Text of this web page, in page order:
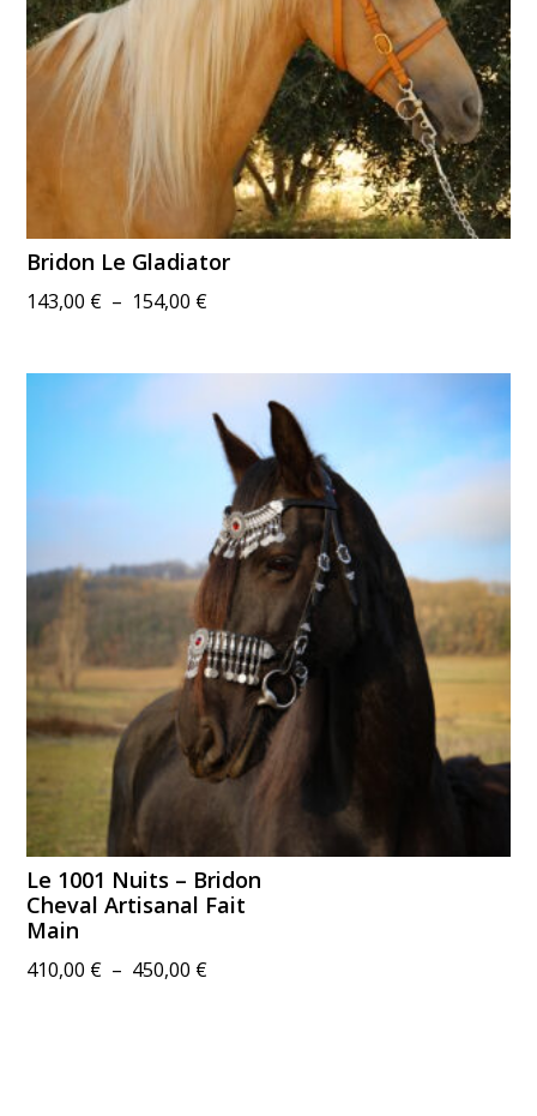
Bridon Le Gladiator
143,00 € – 154,00 €Plage
143,00 €
à
154,00 €
Le 1001 Nuits – Bridon
Cheval Artisanal Fait
Main
410,00 € – 450,00 €Plage